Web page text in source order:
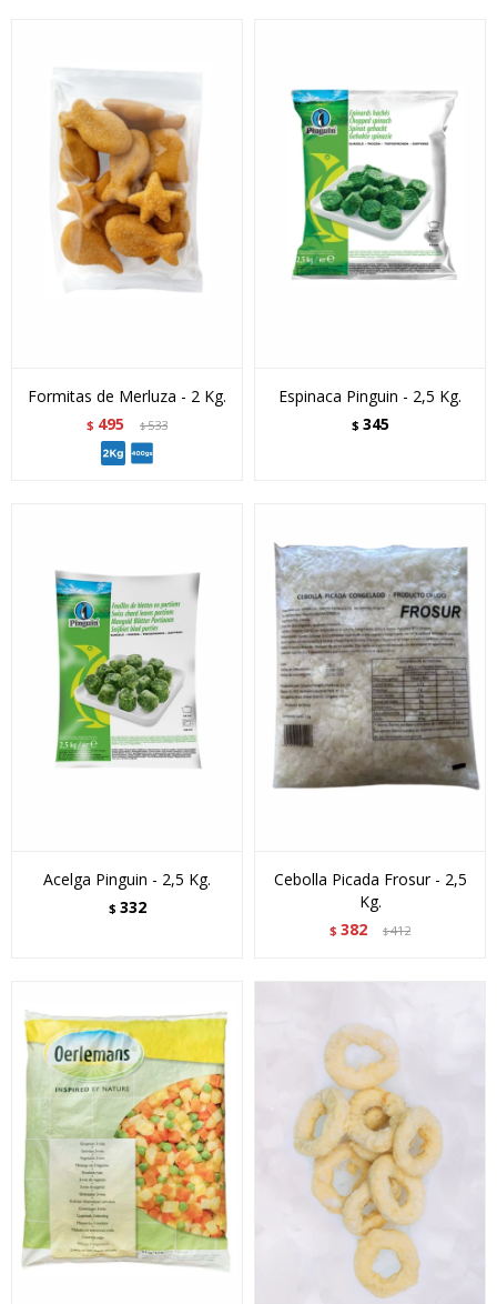
Formitas de Merluza - 2 Kg.
$ 495 $533
Espinaca Pinguin - 2,5 Kg.
$ 345
Acelga Pinguin - 2,5 Kg.
$ 332
Cebolla Picada Frosur - 2,5
Kg.
$ 382 $412